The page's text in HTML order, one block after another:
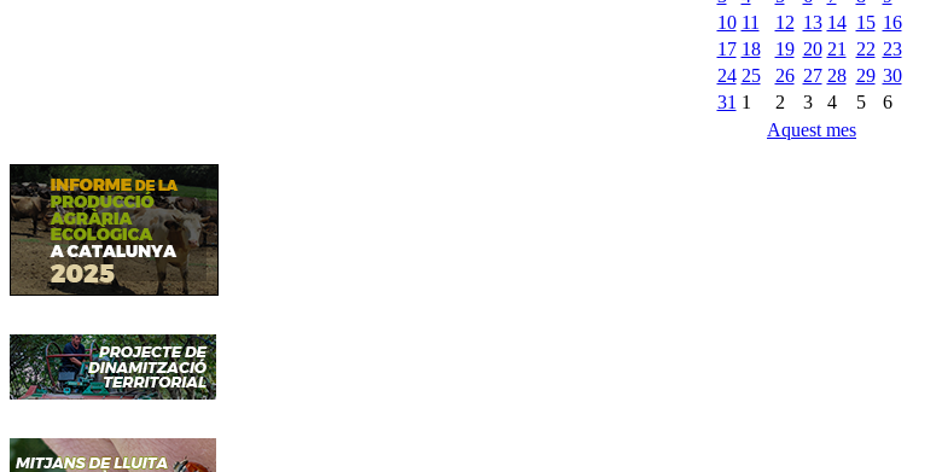
10 11 12 13 14 15 16
17 18 19 20 21 22 23
24 25 26 27 28 29 30
31 1 2 3 4 5
6
Aquest mes